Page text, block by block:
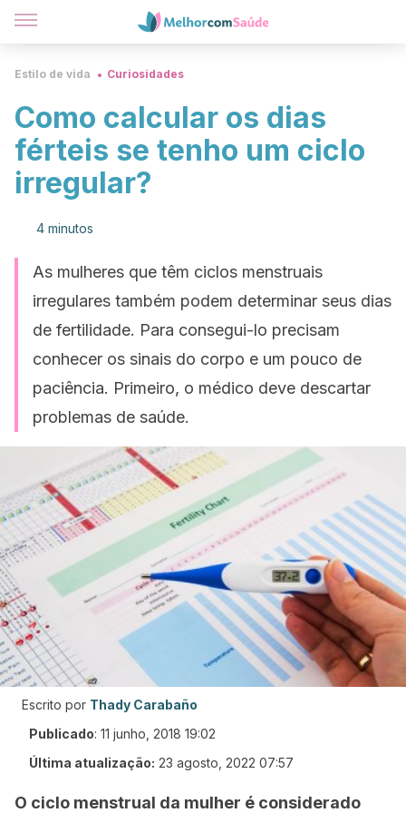
Estilo de vida Curiosidades
Como calcular os dias
férteis se tenho um ciclo
irregular?
4 minutos
As mulheres que têm ciclos menstruais
irregulares também podem determinar seus dias
de fertilidade. Para consegui-lo precisam
conhecer os sinais do corpo e um pouco de
paciência. Primeiro, o médico deve descartar
problemas de saúde.
Escrito por Thady Carabaño
Publicado: 11 junho, 2018 19:02
Última atualização: 23 agosto, 2022 07:57
O ciclo menstrual da mulher é considerado